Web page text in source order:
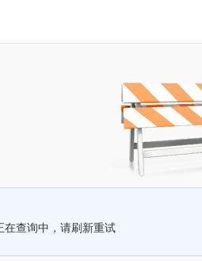
在查询中，请刷新重试